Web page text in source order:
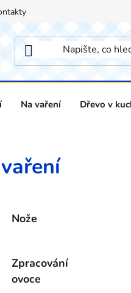
Na vaření Dřevo v
Nože
Zpracování
ovoce